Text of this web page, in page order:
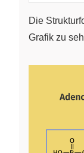
Die
Grafik zu